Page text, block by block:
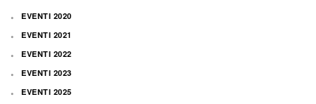
EVENTI 2020
EVENTI 2021
EVENTI 2022
EVENTI 2023
EVENTI 2025